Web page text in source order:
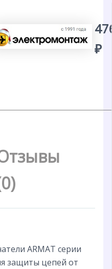
₽
ARMAT серии
защиты цепей от